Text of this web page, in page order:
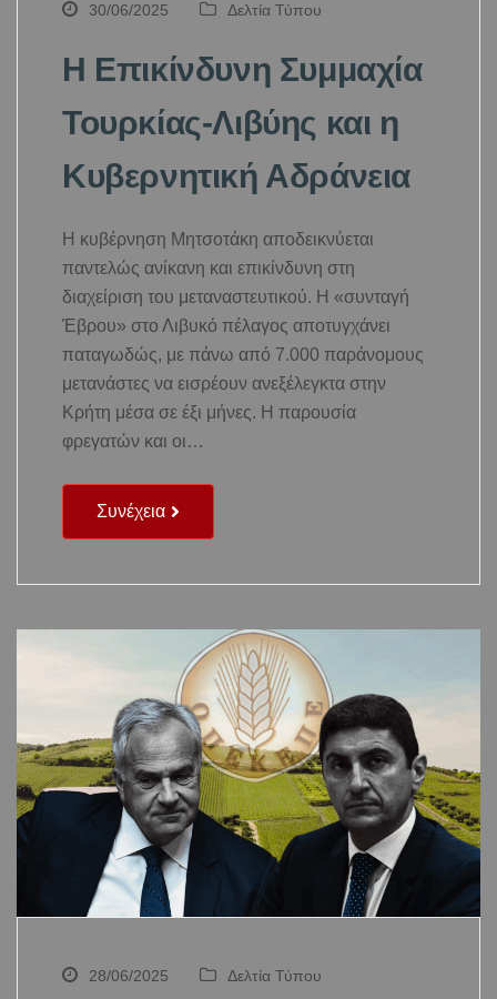
30/06/2025 Δελτία Τύπου
Η Επικίνδυνη Συμμαχία
Τουρκίας-Λιβύης και η
Κυβερνητική Αδράνεια
Η κυβέρνηση Μητσοτάκη αποδεικνύεται
παντελώς ανίκανη και επικίνδυνη στη
διαχείριση του μεταναστευτικού. Η «συνταγή
Έβρου» στο Λιβυκό πέλαγος αποτυγχάνει
παταγωδώς, με πάνω από 7.000 παράνομους
μετανάστες να εισρέουν ανεξέλεγκτα στην
Κρήτη μέσα σε έξι μήνες. Η παρουσία
φρεγατών και οι…
Συνέχεια
28/06/2025 Δελτία Τύπου